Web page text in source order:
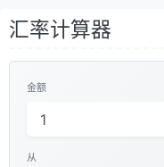
汇率计算器
金额
从